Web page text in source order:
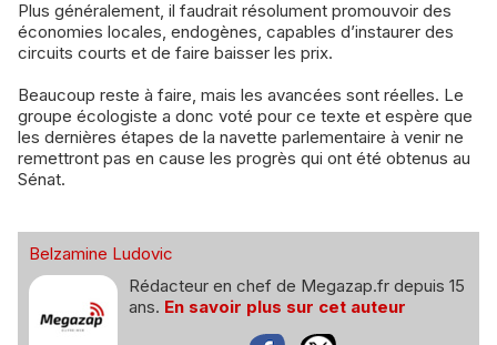
Plus généralement, il faudrait résolument promouvoir des
économies locales, endogènes, capables d’instaurer des
circuits courts et de faire baisser les prix.
Beaucoup reste à faire, mais les avancées sont réelles. Le
groupe écologiste a donc voté pour ce texte et espère que
les dernières étapes de la navette parlementaire à venir ne
remettront pas en cause les progrès qui ont été obtenus au
Sénat.
Belzamine Ludovic
Rédacteur en chef de Megazap.fr depuis 15
ans. En savoir plus sur cet auteur